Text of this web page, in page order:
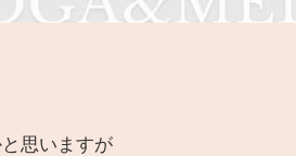
思いますが